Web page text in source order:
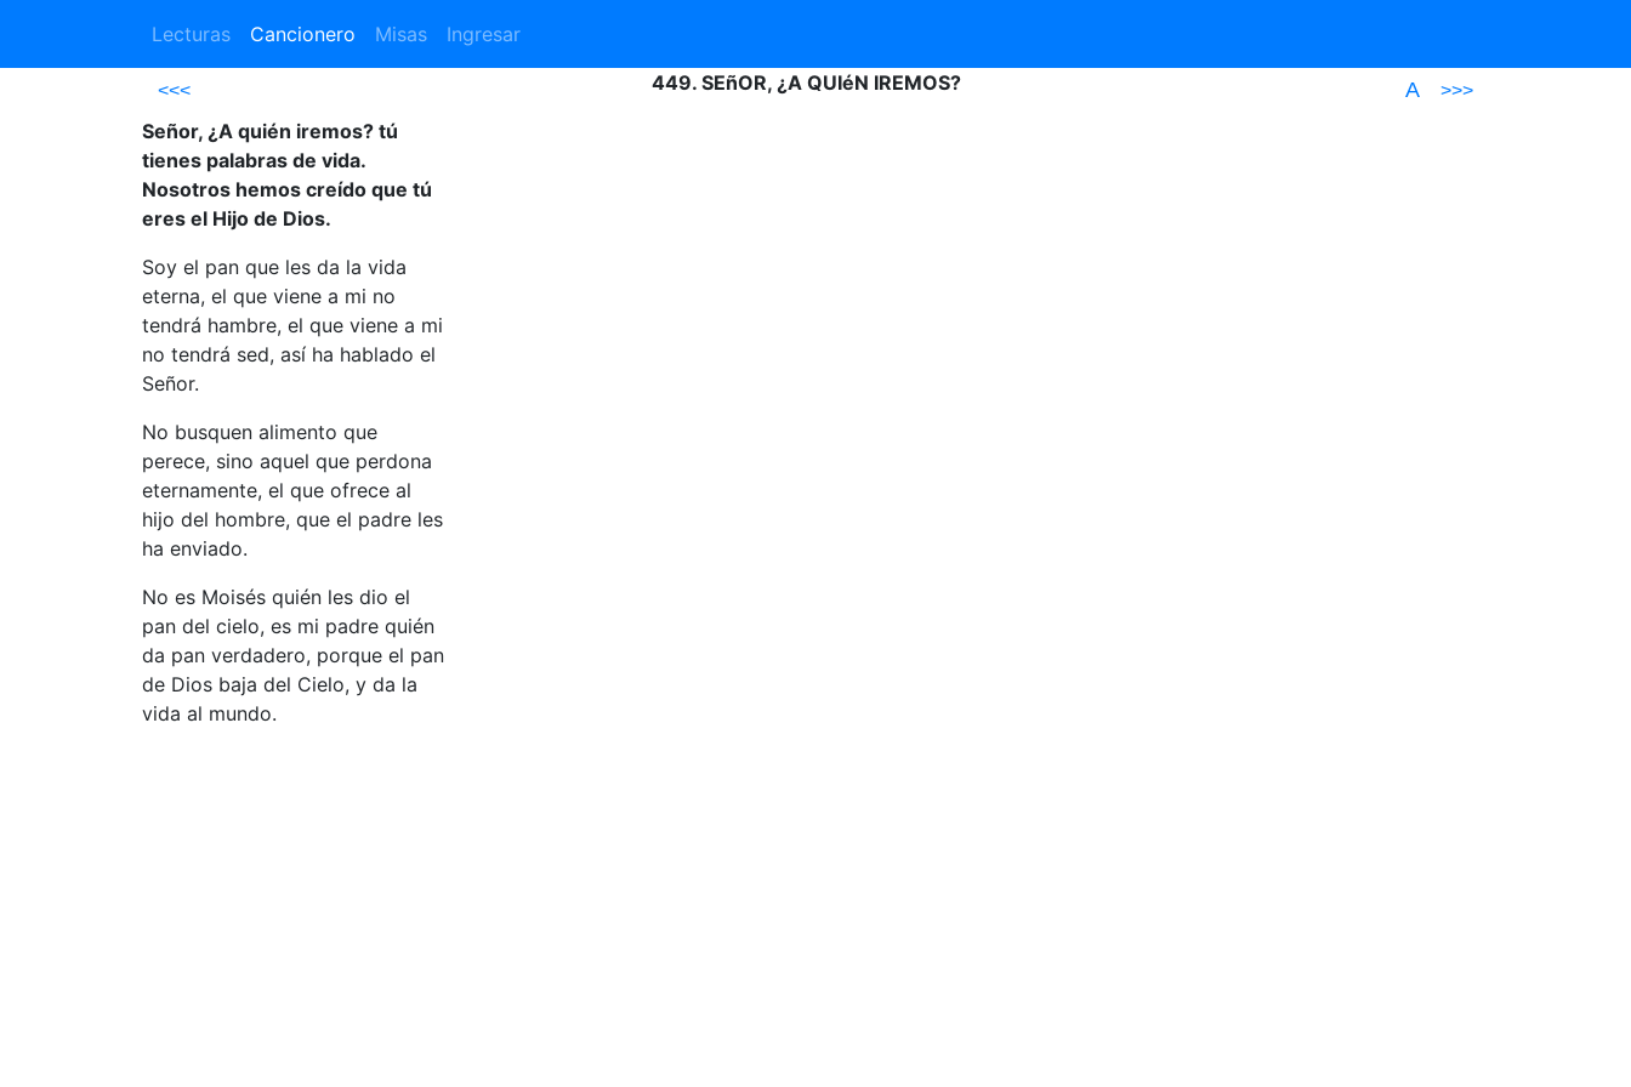
Lecturas Cancionero Misas Ingresar
<<< A >>>
449. SEñOR, ¿A QUIéN IREMOS?
Señor, ¿A quién iremos? tú
tienes palabras de vida.
Nosotros hemos creído que tú
eres el Hijo de Dios.
Soy el pan que les da la vida
eterna, el que viene a mi no
tendrá hambre, el que viene a mi
no tendrá sed, así ha hablado el
Señor.
No busquen alimento que
perece, sino aquel que perdona
eternamente, el que ofrece al
hijo del hombre, que el padre les
ha enviado.
No es Moisés quién les dio el
pan del cielo, es mi padre quién
da pan verdadero, porque el pan
de Dios baja del Cielo, y da la
vida al mundo.